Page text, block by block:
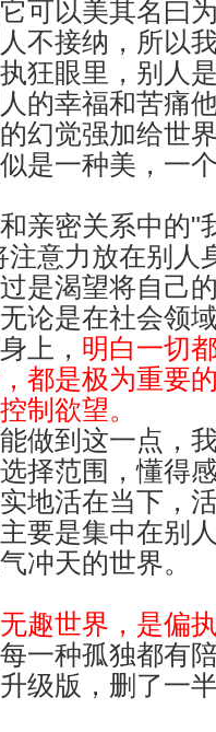
可以美其名曰
不接纳，所以
狂眼里，别人
的幸福和苦痛
幻觉强加给世
是一种美，一
密关系中的"
意力放在别人
是渴望将自己
论是在社会领
上， 明白一切
都是极为重要
制欲望。
到这一点，我
择范围，懂得
地活在当下，
要是集中在别
冲天的世界。
趣世界，是偏
一种孤独都有
级版，删了一